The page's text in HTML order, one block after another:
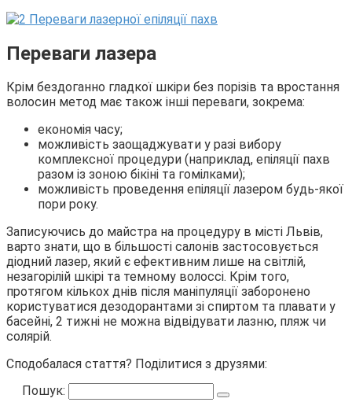
Переваги лазера
Крім бездоганно гладкої шкіри без порізів та вростання
волосин метод має також інші переваги, зокрема:
економія часу;
можливість заощаджувати у разі вибору
комплексної процедури (наприклад, епіляції пахв
разом із зоною бікіні та гомілками);
можливість проведення епіляції лазером будь-якої
пори року.
Записуючись до майстра на процедуру в місті Львів,
варто знати, що в більшості салонів застосовується
діодний лазер, який є ефективним лише на світлій,
незагорілій шкірі та темному волоссі. Крім того,
протягом кількох днів після маніпуляції заборонено
користуватися дезодорантами зі спиртом та плавати у
басейні, 2 тижні не можна відвідувати лазню, пляж чи
солярій.
Сподобалася стаття? Поділитися з друзями:
Пошук: